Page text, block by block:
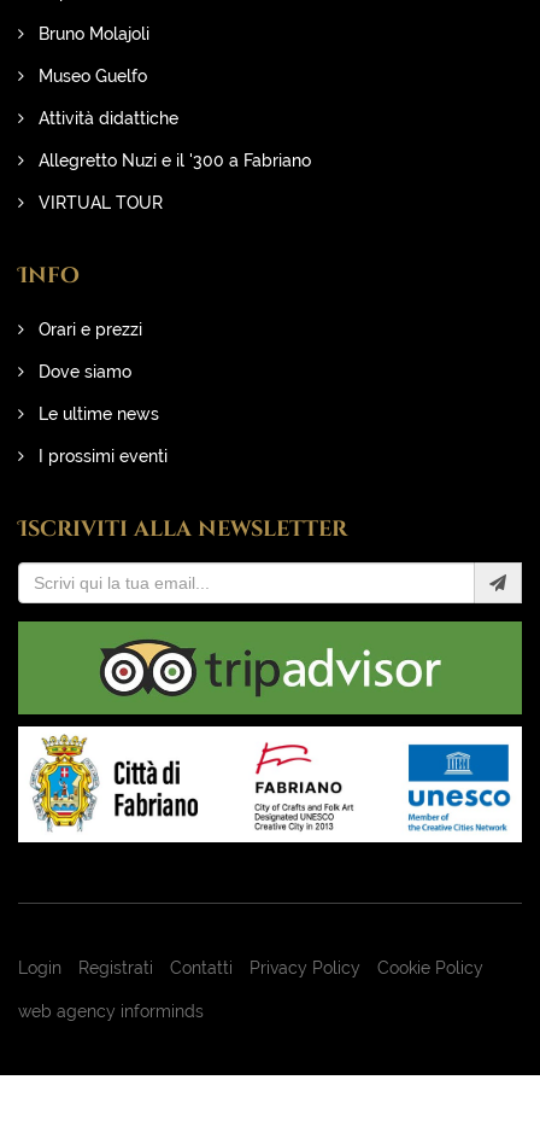
Bruno Molajoli
Museo Guelfo
Attività didattiche
Allegretto Nuzi e il '300 a Fabriano
VIRTUAL TOUR
Info
Orari e prezzi
Dove siamo
Le ultime news
I prossimi eventi
Iscriviti alla newsletter
Login Registrati Contatti Privacy Policy Cookie Policy
web agency informinds